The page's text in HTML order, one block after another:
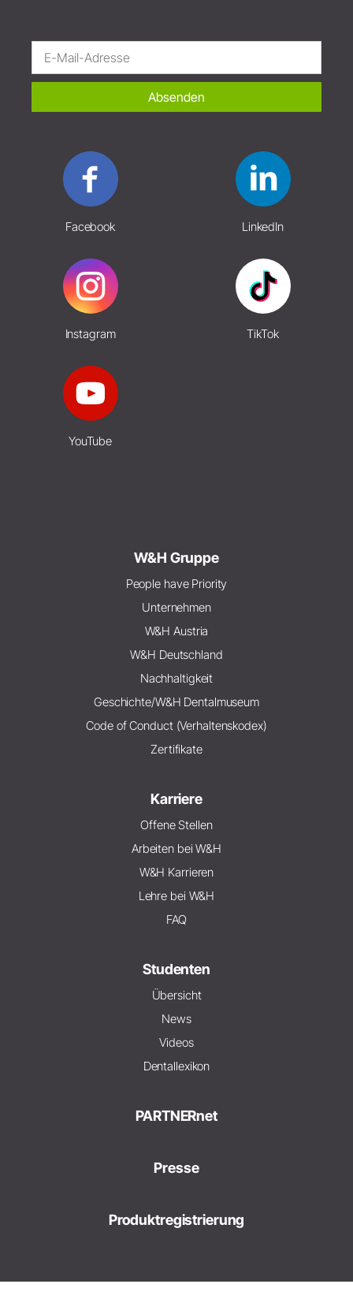
Absenden
Facebook LinkedIn
Instagram TikTok
YouTube
W&H Gruppe
People have Priority
Unternehmen
W&H Austria
W&H Deutschland
Nachhaltigkeit
Geschichte/W&H Dentalmuseum
Code of Conduct (Verhaltenskodex)
Zertifikate
Karriere
Offene Stellen
Arbeiten bei W&H
W&H Karrieren
Lehre bei W&H
FAQ
Studenten
Übersicht
News
Videos
Dentallexikon
PARTNERnet
Presse
Produktregistrierung